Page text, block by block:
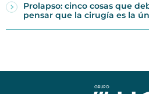
Prolapso: cinco cosas que
pensar que la cirugía es la